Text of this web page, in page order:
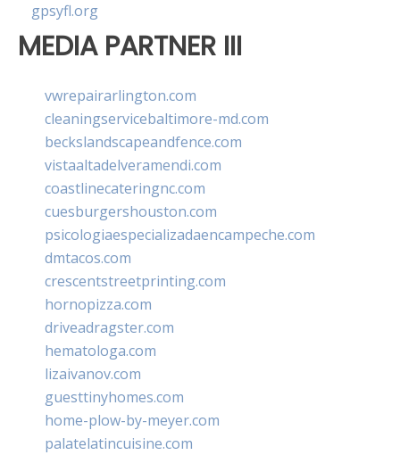
gpsyfl.org
MEDIA PARTNER III
vwrepairarlington.com
cleaningservicebaltimore-md.com
beckslandscapeandfence.com
vistaaltadelveramendi.com
coastlinecateringnc.com
cuesburgershouston.com
psicologiaespecializadaencampeche.com
dmtacos.com
crescentstreetprinting.com
hornopizza.com
driveadragster.com
hematologa.com
lizaivanov.com
guesttinyhomes.com
home-plow-by-meyer.com
palatelatincuisine.com